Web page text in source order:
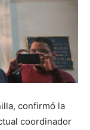
confirmó la
coordinador